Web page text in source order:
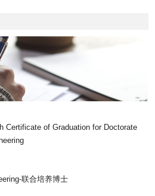
Certificate of Graduation for Doctorate
联合培养博士